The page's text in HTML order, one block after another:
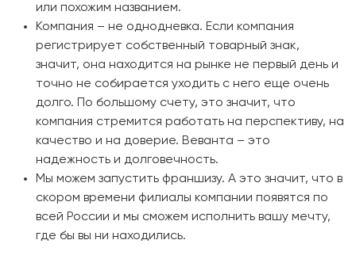
или похожим названием.
Компания – не однодневка. Если компания
регистрирует собственный товарный знак,
значит, она находится на рынке не первый день и
точно не собирается уходить с него еще очень
долго. По большому счету, это значит, что
компания стремится работать на перспективу, на
качество и на доверие. Веванта – это
надежность и долговечность.
Мы можем запустить франшизу. А это значит, что в
скором времени филиалы компании появятся по
всей России и мы сможем исполнить вашу мечту,
где бы вы ни находились.